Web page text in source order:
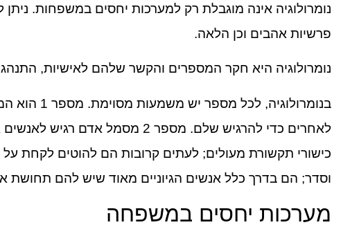
נומרולוגיה אינה מוגבלת רק למערכות יחסים במשפחות.
פרשיות אהבים וכן הלאה.
נומרולוגיה היא חקר המספרים והקשר שלהם לאישיות,
וסדר; הם בדרך כלל אנשים הגיוניים מאוד שיש להם תחושת
מערכות יחסים במשפחה